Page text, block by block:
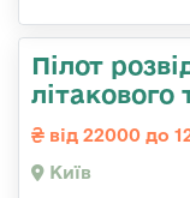
Пілот
літакового
від 22000 до
Київ